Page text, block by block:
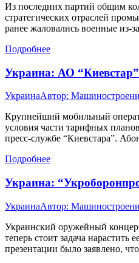
Из последних партий общим
стратегических отраслей
ранее жаловались военные из-
Подробнее
Украина: АО
УкраинаАвтор:
Крупнейший мобильный
условия части тарифных
пресс-службе “Киевстара”.
Подробнее
Украина:
УкраинаАвтор:
Украинский оружейный
теперь стоит задача
презентации было заявлено,